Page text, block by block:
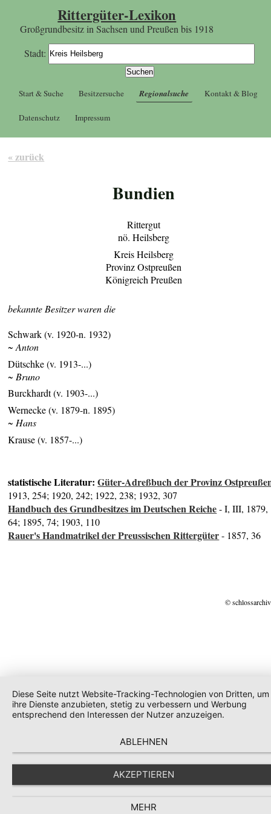
Rittergüter-Lexikon
Großgrundbesitz in Sachsen und Preußen bis 1918
Stadt:
Start & Suche Besitzersuche Regionalsuche Kontakt & Blog
Datenschutz Impressum
« zurück
Bundien
Rittergut
nö. Heilsberg
Kreis Heilsberg
Provinz Ostpreußen
Königreich Preußen
bekannte Besitzer waren die
Schwark (v. 1920-n. 1932)
~ Anton
Dütschke (v. 1913-...)
~ Bruno
Burckhardt (v. 1903-...)
Wernecke (v. 1879-n. 1895)
~ Hans
Krause (v. 1857-...)
statistische Literatur:Güter-Adreßbuch der Provinz
1913, 254; 1920, 242; 1922, 238; 1932, 307
Handbuch des Grundbesitzes im Deutschen Reiche- I, III, 1879,
64; 1895, 74; 1903, 110
Rauer's Handmatrikel der Preussischen Rittergüter- 1857, 36
©
Diese Seite nutzt Website-Tracking-Technologien von Dritten, um
ihre Dienste anzubieten, stetig zu verbessern und Werbung
entsprechend den Interessen der Nutzer anzuzeigen.
ABLEHNEN
AKZEPTIEREN
MEHR